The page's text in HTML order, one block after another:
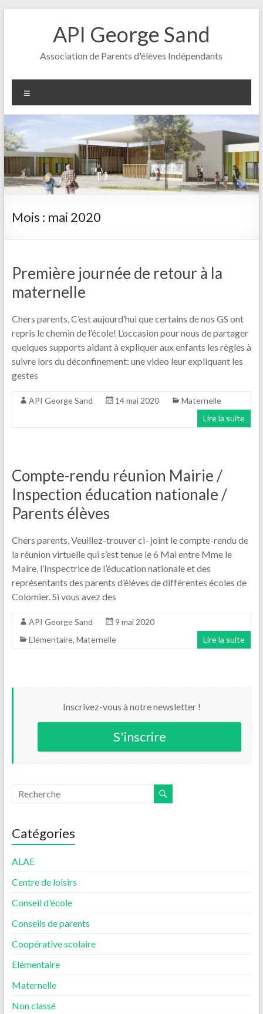
API George Sand
Association de Parents d'élèves Indépendants
Mois : mai 2020
Première journée de retour à la
maternelle
Chers parents, C’est aujourd’hui que certains de nos GS ont
repris le chemin de l’école! L’occasion pour nous de partager
quelques supports aidant à expliquer aux enfants les règles à
suivre lors du déconfinement: une video leur expliquant les
gestes
API George Sand 14 mai 2020
Maternelle
Lire la suite
Compte-rendu réunion Mairie /
Inspection éducation nationale /
Parents élèves
Chers parents, Veuillez-trouver ci- joint le compte-rendu de
la réunion virtuelle qui s’est tenue le 6 Mai entre Mme le
Maire, l’Inspectrice de l’éducation nationale et des
représentants des parents d’élèves de différentes écoles de
Colomier. Si vous avez des
API George Sand
9 mai 2020
Elémentaire, Maternelle Lire la suite
Inscrivez-vous à notre newsletter !
S'inscrire
Catégories
ALAE
Centre de loisirs
Conseil d'école
Conseils de parents
Coopérative scolaire
Elémentaire
Maternelle
Non classé